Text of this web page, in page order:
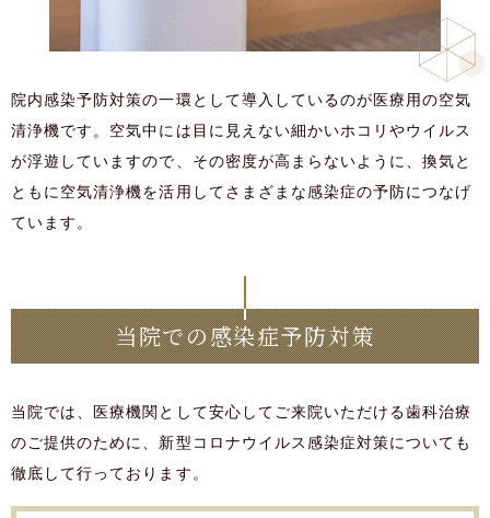
院内感染予防対策の一環として導入しているのが医療用の空気
清浄機です。空気中には目に見えない細かいホコリやウイルス
が浮遊していますので、その密度が高まらないように、換気と
ともに空気清浄機を活用してさまざまな感染症の予防につなげ
ています。
当院での感染症予防対策
当院では、医療機関として安心してご来院いただける歯科治療
のご提供のために、新型コロナウイルス感染症対策についても
徹底して行っております。